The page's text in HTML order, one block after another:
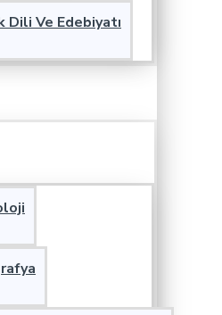
Dili Ve Edebiyatı